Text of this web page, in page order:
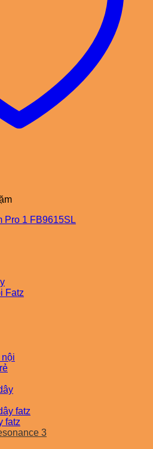
Pro 1 FB9615SL
Fatz
nội
fatz
fatz
3